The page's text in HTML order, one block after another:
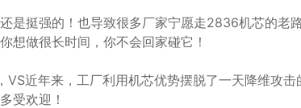
是挺强的！也导致很多厂家宁愿走2836机芯的老
想做很长时间，你不会回家碰它！
VS近年来，工厂利用机芯优势摆脱了一天降维攻
受欢迎！